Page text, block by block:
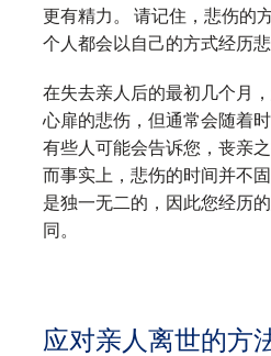
更有精力。 请记住，悲伤的
个人都会以自己的方式经历悲
在失去亲人后的最初几个月
心扉的悲伤，但通常会随着
有些人可能会告诉您，丧亲
而事实上，悲伤的时间并不
是独一无二的，因此您经历
同。
应对亲人离世的方